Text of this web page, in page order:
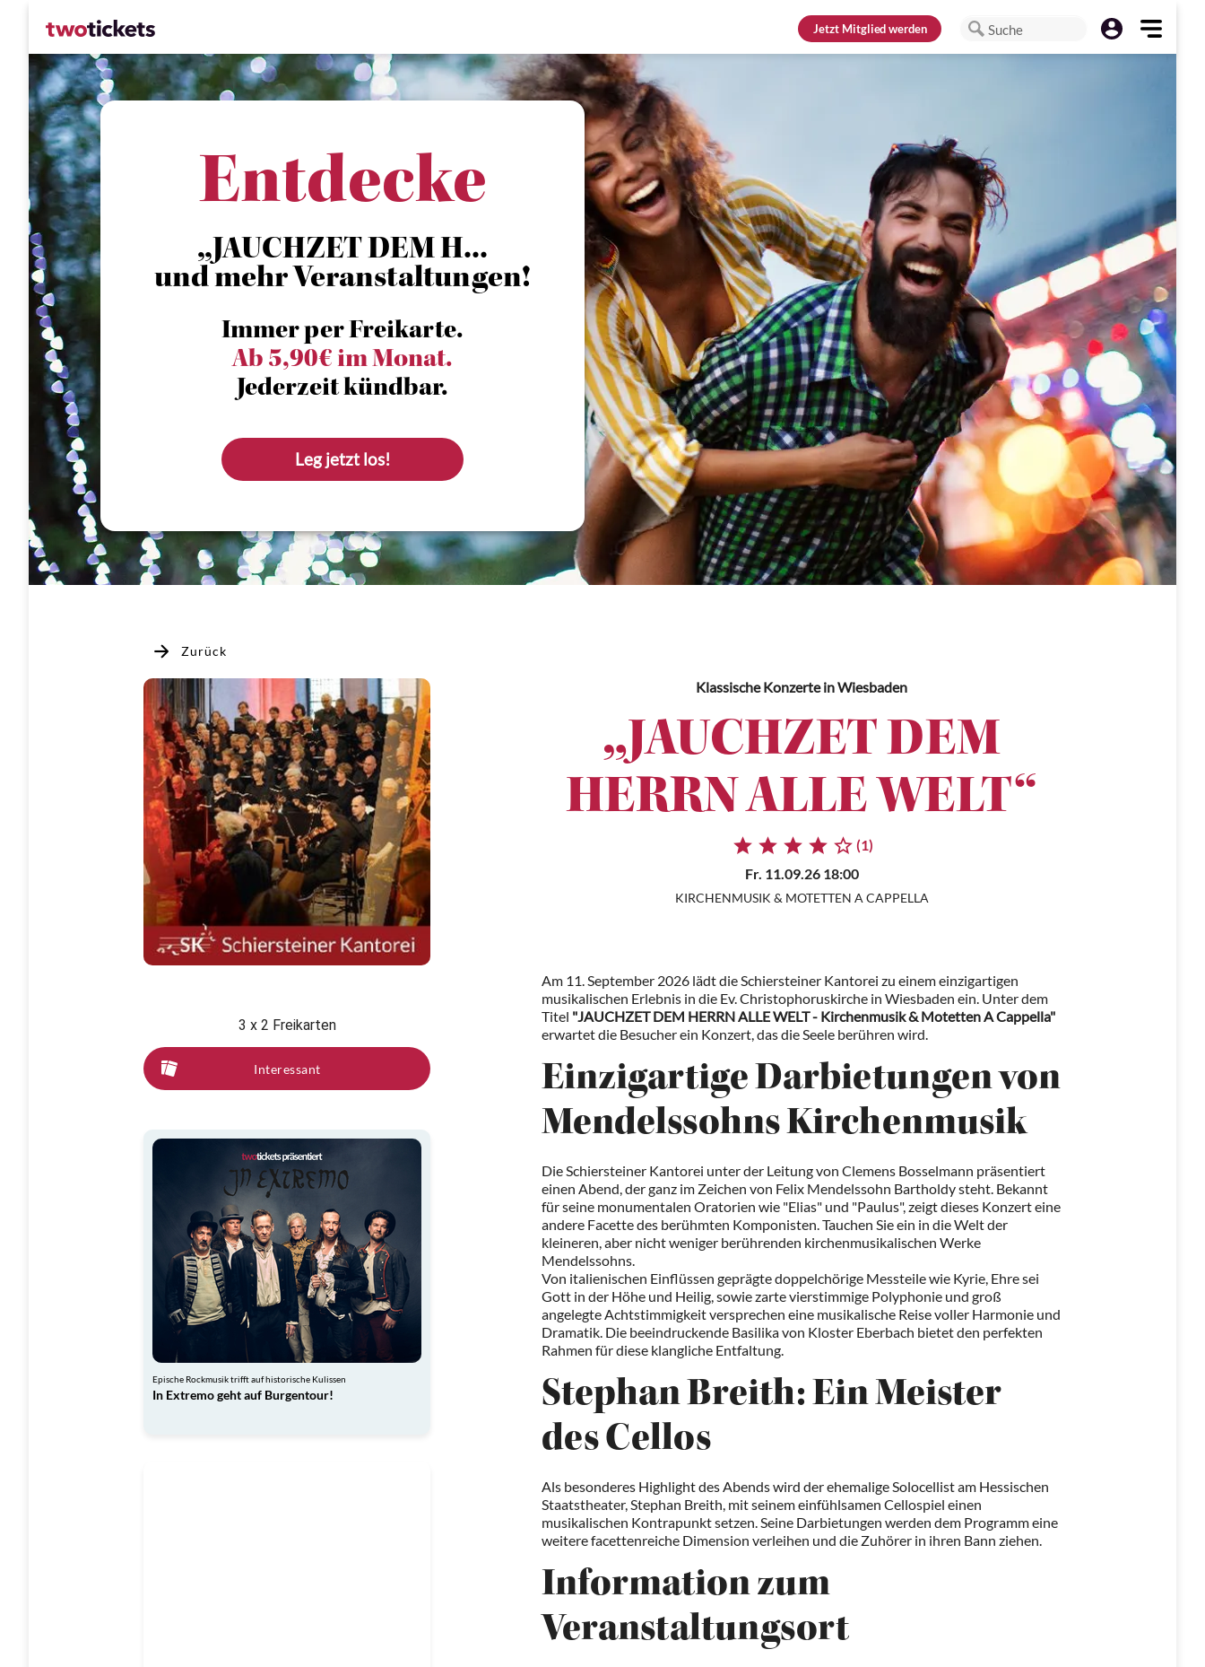
JetztMitglied werden Suche
Entdecke
„JAUCHZET DEM H...
und mehr Veranstaltungen!
Immer per Freikarte.
Ab 5,90€ im Monat.
Jederzeit kündbar.
Leg jetzt los!
Zurück
3 x 2 Freikarten
Interessant
Epische Rockmusik trifft auf historische Kulissen
In Extremo geht auf Burgentour!
Klassische Konzertein Wiesbaden
„JAUCHZET DEM
HERRN ALLE WELT“
(1)
Fr. 11.09.26 18:00
KIRCHENMUSIK & MOTETTEN A CAPPELLA
Am 11. September 2026 lädt die Schiersteiner Kantorei zu einem einzigartigen
musikalischen Erlebnis in die Ev. Christophoruskirche in Wiesbaden ein. Unter dem
Titel "JAUCHZET DEM HERRN ALLE WELT - Kirchenmusik & Motetten A Cappella"
erwartet die Besucher ein Konzert, das die Seele berühren wird.
Einzigartige Darbietungen von
Mendelssohns Kirchenmusik
Die Schiersteiner Kantorei unter der Leitung von Clemens Bosselmann präsentiert
einen Abend, der ganz im Zeichen von Felix Mendelssohn Bartholdy steht. Bekannt
für seine monumentalen Oratorien wie "Elias" und "Paulus", zeigt dieses Konzert eine
andere Facette des berühmten Komponisten. Tauchen Sie ein in die Welt der
kleineren, aber nicht weniger berührenden kirchenmusikalischen Werke
Mendelssohns.
Von italienischen Einflüssen geprägte doppelchörige Messteile wie Kyrie, Ehre sei
Gott in der Höhe und Heilig, sowie zarte vierstimmige Polyphonie und groß
angelegte Achtstimmigkeit versprechen eine musikalische Reise voller Harmonie und
Dramatik. Die beeindruckende Basilika von Kloster Eberbach bietet den perfekten
Rahmen für diese klangliche Entfaltung.
Stephan Breith: Ein Meister
des Cellos
Als besonderes Highlight des Abends wird der ehemalige Solocellist am Hessischen
Staatstheater, Stephan Breith, mit seinem einfühlsamen Cellospiel einen
musikalischen Kontrapunkt setzen. Seine Darbietungen werden dem Programm eine
weitere facettenreiche Dimension verleihen und die Zuhörer in ihren Bann ziehen.
Information zum
Veranstaltungsort